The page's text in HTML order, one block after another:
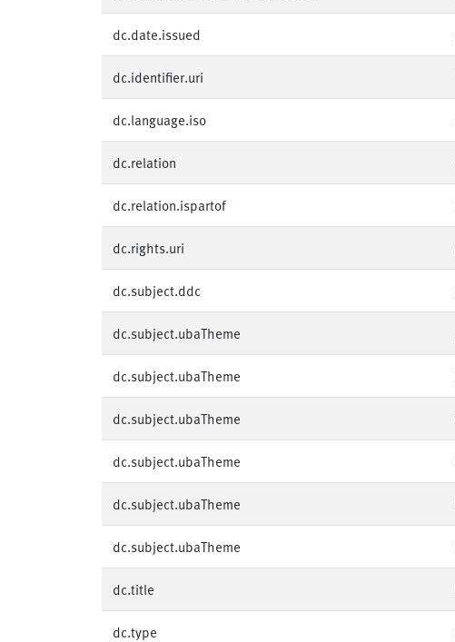
dc.date.issued
dc.identifier.uri
dc.language.iso
dc.relation
dc.relation.ispartof
dc.rights.uri
dc.subject.ddc
dc.subject.ubaTheme
dc.subject.ubaTheme
dc.subject.ubaTheme
dc.subject.ubaTheme
dc.subject.ubaTheme
dc.subject.ubaTheme
dc.title
dc.type